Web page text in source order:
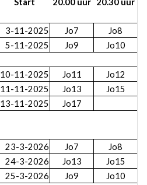
Start 20.00 uur 20.30 uur
3-11-2025 Jo7
Jo8
5-11-2025 Jo9 Jo10
10-11-2025 Jo11
Jo12
11-11-2025 Jo13
Jo15
13-11-2025 Jo17
23-3-2026 Jo7
Jo8
24-3-2026 Jo13
Jo15
25-3-2026 Jo9 Jo10